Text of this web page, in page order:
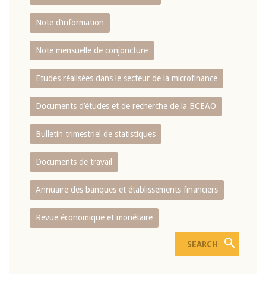
Note d’information
Note mensuelle de conjoncture
Etudes réalisées dans le secteur de la microfinance
Documents d’études et de recherche de la BCEAO
Bulletin trimestriel de statistiques
Documents de travail
Annuaire des banques et établissements financiers
Revue économique et monétaire